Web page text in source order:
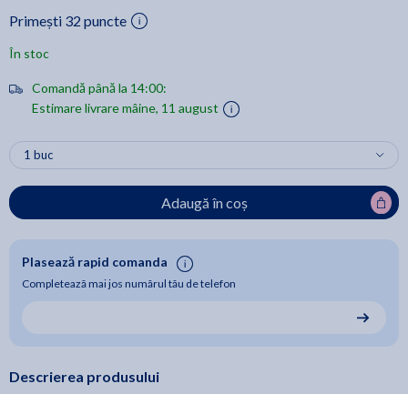
Primești 32 puncte
În stoc
Comandă până la 14:00:
Estimare livrare mâine, 11 august
Adaugă în coș
Plasează rapid comanda
Completează mai jos numărul tău de telefon
Descrierea produsului